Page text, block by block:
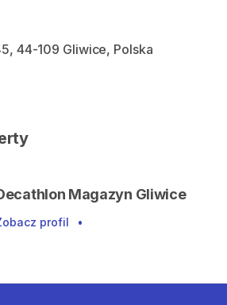
44-109 Gliwice, Polska
Magazyn Gliwice
profil •